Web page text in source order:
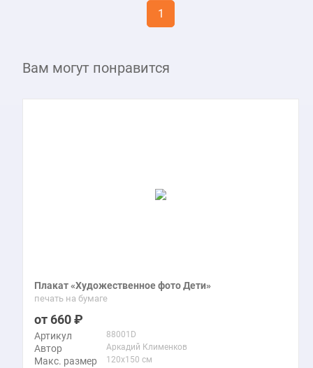
1
Вам могут понравится
Плакат «Художественное фото Дети»
печать на бумаге
660
Артикул 88001D
Автор Аркадий Клименков
Макс. размер 120x150 см